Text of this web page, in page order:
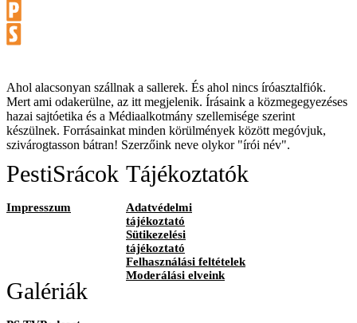
Ahol alacsonyan szállnak a sallerek. És ahol nincs íróasztalfiók.
Mert ami odakerülne, az itt megjelenik. Írásaink a közmegegyezéses
hazai sajtóetika és a Médiaalkotmány szellemisége szerint
készülnek. Forrásainkat minden körülmények között megóvjuk,
szivárogtasson bátran! Szerzőink neve olykor "írói név".
PestiSrácok
Impresszum
Tájékoztatók
Adatvédelmi
tájékoztató
Sütikezelési
tájékoztató
Felhasználási feltételek
Moderálási elveink
Galériák